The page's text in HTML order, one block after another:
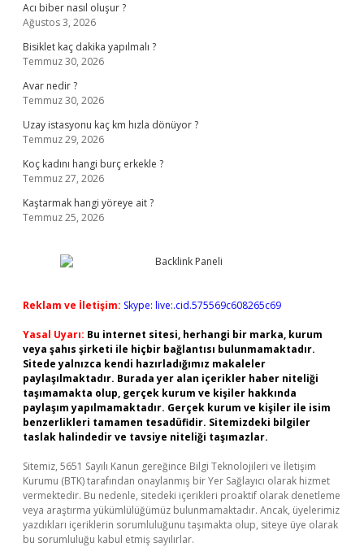
Acı biber nasıl oluşur ?
Ağustos 3, 2026
Bisiklet kaç dakika yapılmalı ?
Temmuz 30, 2026
Avar nedir ?
Temmuz 30, 2026
Uzay istasyonu kaç km hızla dönüyor ?
Temmuz 29, 2026
Koç kadını hangi burç erkekle ?
Temmuz 27, 2026
Kaştarmak hangi yöreye ait ?
Temmuz 25, 2026
Reklam ve İletişim: Skype: live:.cid.575569c608265c69
Yasal Uyarı: Bu internet sitesi, herhangi bir marka, kurum
veya şahıs şirketi ile hiçbir bağlantısı bulunmamaktadır.
Sitede yalnızca kendi hazırladığımız makaleler
paylaşılmaktadır. Burada yer alan içerikler haber niteliği
taşımamakta olup, gerçek kurum ve kişiler hakkında
paylaşım yapılmamaktadır. Gerçek kurum ve kişiler ile isim
benzerlikleri tamamen tesadüfidir. Sitemizdeki bilgiler
taslak halindedir ve tavsiye niteliği taşımazlar.
Sitemiz, 5651 Sayılı Kanun gereğince Bilgi Teknolojileri ve İletişim
Kurumu (BTK) tarafından onaylanmış bir Yer Sağlayıcı olarak hizmet
vermektedir. Bu nedenle, sitedeki içerikleri proaktif olarak denetleme
veya araştırma yükümlülüğümüz bulunmamaktadır. Ancak, üyelerimiz
yazdıkları içeriklerin sorumluluğunu taşımakta olup, siteye üye olarak
bu sorumluluğu kabul etmiş sayılırlar.